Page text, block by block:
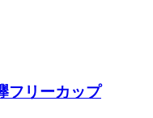
フリーカップ